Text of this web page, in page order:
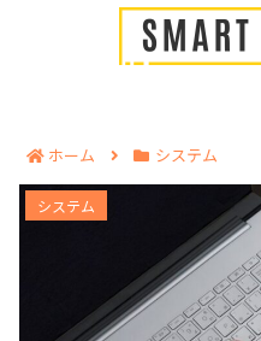
ホーム システム
CapsLockの外し方が分か
WindowsとMacで大
システム